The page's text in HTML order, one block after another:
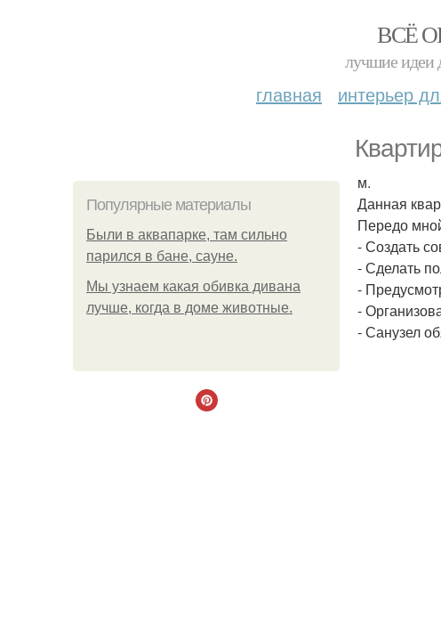
ВСЁ
лучшие идеи
главная интерьер
Популярные материалы
Были в аквапарке, там сильно
парился в бане, сауне.
Мы узнаем какая обивка дивана
лучше, когда в доме животные.
м.
Данная
Передо
- Создать
- Сделать
-
-
- Санузел